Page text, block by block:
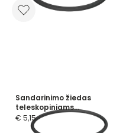
Sandarinimo žiedas
teleskopiniams
vamzdžiams d200mm, NBR
€ 5,15